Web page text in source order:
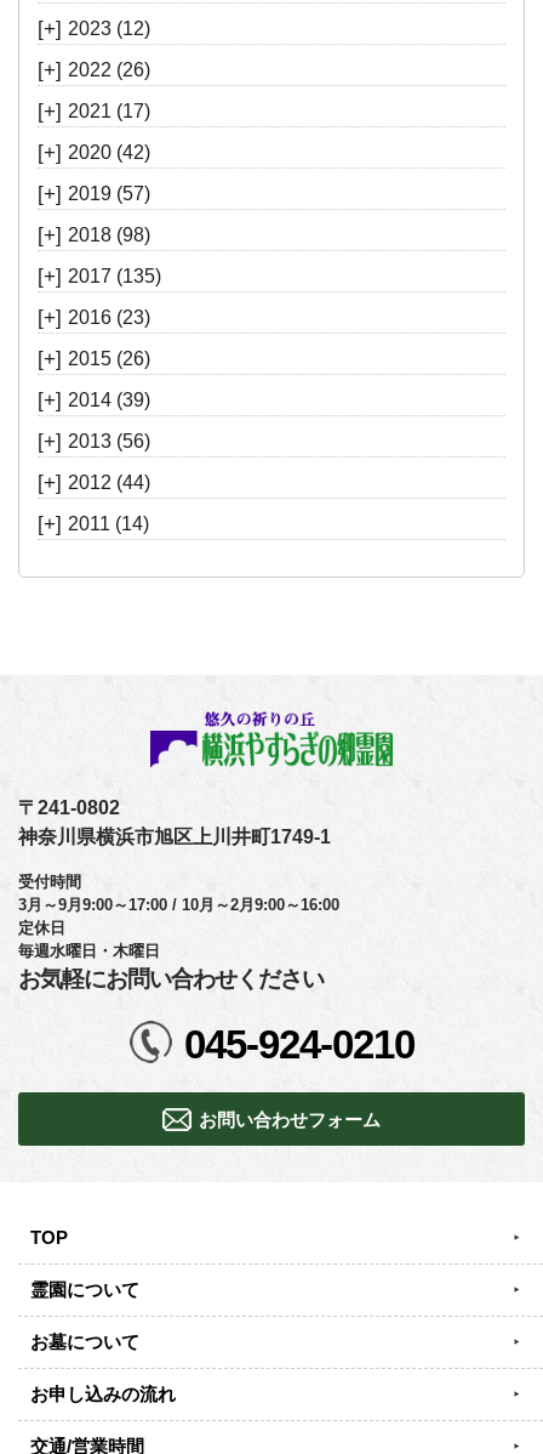
[+] 2023 (12)
[+] 2022 (26)
[+] 2021 (17)
[+] 2020 (42)
[+] 2019 (57)
[+] 2018 (98)
[+] 2017 (135)
[+] 2016 (23)
[+] 2015 (26)
[+] 2014 (39)
[+] 2013 (56)
[+] 2012 (44)
[+] 2011 (14)
〒241-0802
神奈川県横浜市旭区上川井町1749-1
受付時間
3月～9月9:00～17:00 / 10月～2月9:00～16:00
定休日
毎週水曜日・木曜日
お気軽にお問い合わせください
045-924-0210
お問い合わせフォーム
TOP
霊園について
お墓について
お申し込みの流れ
交通/営業時間